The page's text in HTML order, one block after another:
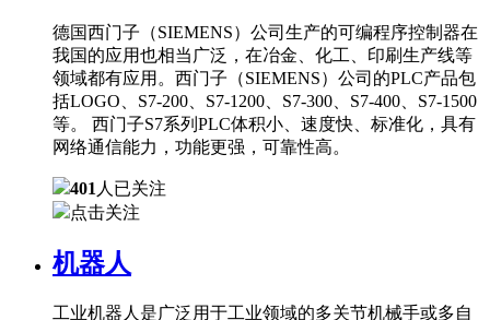
德国西门子（SIEMENS）公司生产的可编程序控制器在
我国的应用也相当广泛，在冶金、化工、印刷生产线等
领域都有应用。西门子（SIEMENS）公司的PLC产品包
括LOGO、S7-200、S7-1200、S7-300、S7-400、S7-1500
等。 西门子S7系列PLC体积小、速度快、标准化，具有
网络通信能力，功能更强，可靠性高。
401 人已关注
点击关注
机器人
工业机器人是广泛用于工业领域的多关节机械手或多自